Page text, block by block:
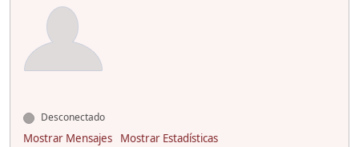
Desconectado
Mostrar Mensajes
Mostrar Estadísticas